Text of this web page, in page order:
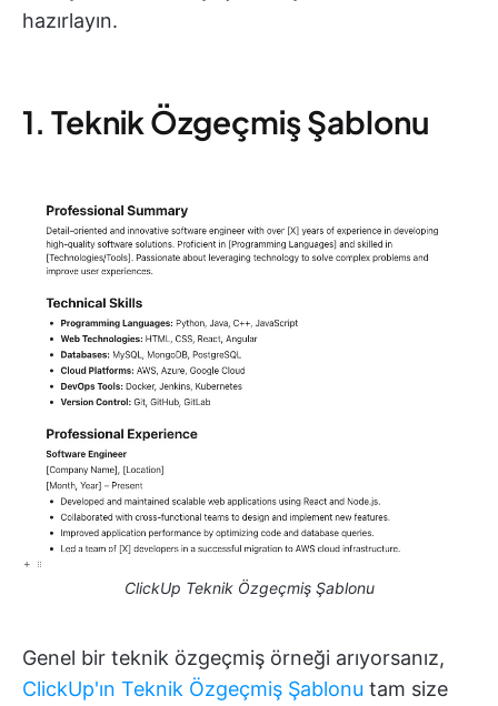
hazırlayın.
1. Teknik Özgeçmiş Şablonu
ClickUp Teknik Özgeçmiş Şablonu
Genel bir teknik özgeçmiş örneği arıyorsanız,
ClickUp'ın Teknik Özgeçmiş Şablonu tam size